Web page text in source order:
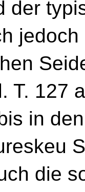
der
T. 127
in
die